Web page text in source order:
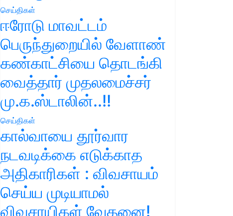
செய்திகள்
ஈரோடு மாவட்டம்
பெருந்துறையில் வேளாண்
கண்காட்சியை தொடங்கி
வைத்தார் முதலமைச்சர்
மு.க.ஸ்டாலின்..!!
செய்திகள்
கால்வாயை தூர்வார
நடவடிக்கை எடுக்காத
அதிகாரிகள் : விவசாயம்
செய்ய முடியாமல்
விவசாயிகள் வேதனை!